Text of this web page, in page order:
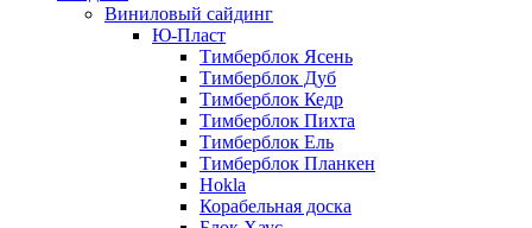
Виниловый сайдинг
Ю-Пласт
Тимберблок Ясень
Тимберблок Дуб
Тимберблок Кедр
Тимберблок Пихта
Тимберблок Ель
Тимберблок Планкен
Hokla
Корабельная доска